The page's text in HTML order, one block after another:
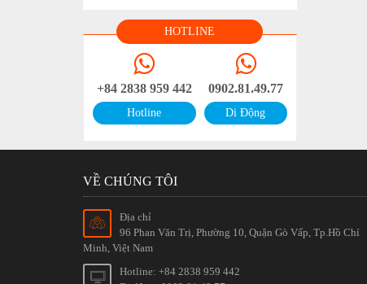
HOTLINE
+84 2838 959 442
Hotline
0902.81.49.77
Di Động
VỀ CHÚNG TÔI
Địa chỉ
96 Phan Văn Trị, Phường 10, Quận Gò Vấp, Tp.Hồ Chí
Minh, Việt Nam
Hotline: +84 2838 959 442